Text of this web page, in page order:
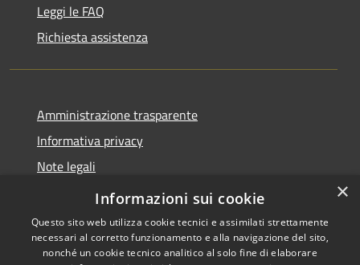
Leggi le FAQ
Richiesta assistenza
Amministrazione trasparente
Informativa privacy
Note legali
Dichiarazione di accessibilità
×
Informazioni sui cookie
Questo sito web utilizza cookie tecnici e assimilati strettamente
necessari al corretto funzionamento e alla navigazione del sito,
nonché un cookie tecnico analitico al solo fine di elaborare